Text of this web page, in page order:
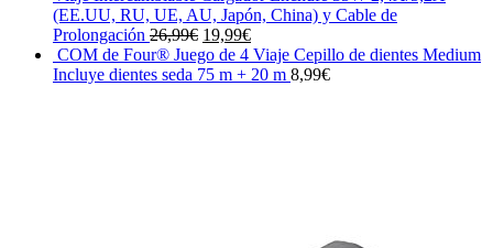
era:
29,95€.
es:
27,00€.
(EE.UU, RU, UE, AU, Japón, China) y Cable de
Prolongación 26,99€ El
precio
original
19,99€El
precio
actual
COM de Four® Juego de 4 Viaje Cepillo de dientes Medium
Incluye dientes seda 75 m + 20 m 8,99€